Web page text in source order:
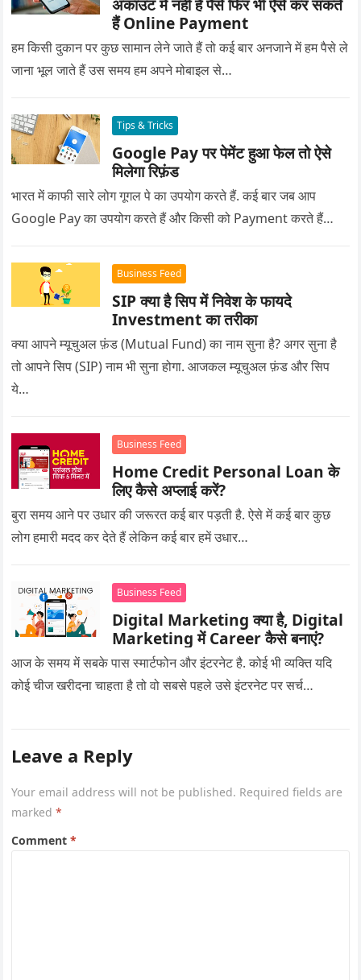
अकाउंट में नहीं है पैसे फिर भी ऐसे कर सकते
हैं Online Payment
हम किसी दुकान पर कुछ सामान लेने जाते हैं तो कई बार अनजाने में हम पैसे ले
जाना भूल जाते हैं उस समय हम अपने मोबाइल से…
Tips & Tricks
Google Pay पर पेमेंट हुआ फेल तो ऐसे
मिलेगा रिफ़ंड
भारत में काफी सारे लोग गूगल पे का उपयोग करते हैं. कई बार जब आप
Google Pay का उपयोग करते हैं और किसी को Payment करते हैं…
Business Feed
SIP क्या है सिप में निवेश के फायदे
Investment का तरीका
क्या आपने म्यूचुअल फ़ंड (Mutual Fund) का नाम सुना है? अगर सुना है
तो आपने सिप (SIP) नाम भी सुना होगा. आजकल म्यूचुअल फ़ंड और सिप
ये…
Business Feed
Home Credit Personal Loan के
लिए कैसे अप्लाई करें?
बुरा समय आने पर उधार की जरूरत कई बार पड़ती है. ऐसे में कई बार कुछ
लोग हमारी मदद कर देते हैं लेकिन कई बार हमें उधार…
Business Feed
Digital Marketing क्या है, Digital
Marketing में Career कैसे बनाएं?
आज के समय में सबके पास स्मार्टफोन और इंटरनेट है. कोई भी व्यक्ति यदि
कोई चीज खरीदना चाहता है तो वो सबसे पहले उसे इंटरनेट पर सर्च…
Leave a Reply
Your email address will not be published. Required fields are
marked*
Comment*